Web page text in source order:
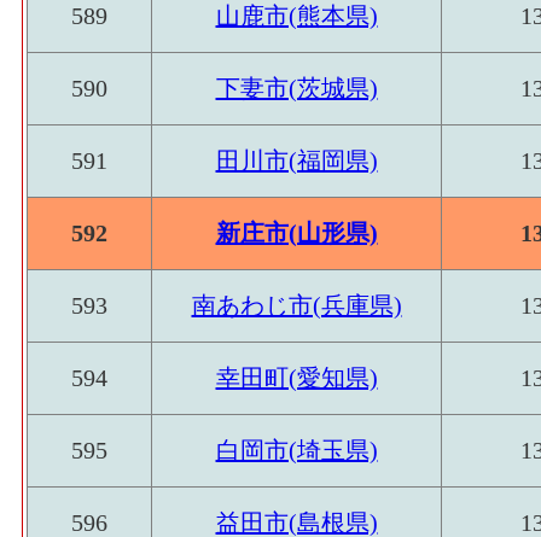
589 山鹿市(熊本県)
590 下妻市(茨城県)
591 田川市(福岡県)
592 新庄市(山形県)
593 南あわじ市(兵庫県)
594 幸田町(愛知県)
595 白岡市(埼玉県)
596 益田市(島根県)